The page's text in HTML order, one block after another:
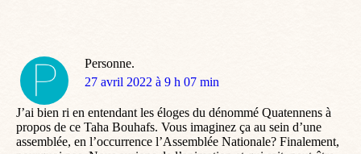
Personne.
dit
27 avril 2022 à 9 h 07 min
J’ai bien ri en entendant les éloges du dénommé Quatennens à
propos de ce Taha Bouhafs. Vous imaginez ça au sein d’une
assemblée, en l’occurrence l’Assemblée Nationale? Finalement,